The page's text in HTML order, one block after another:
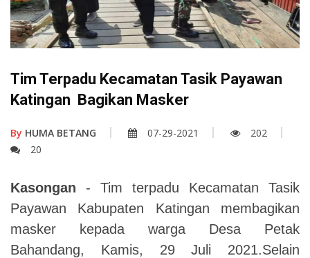
Tim Terpadu Kecamatan Tasik Payawan
Katingan Bagikan Masker
By HUMA BETANG 07-29-2021
202
20
Kasongan - Tim terpadu Kecamatan Tasik
Payawan Kabupaten Katingan membagikan
masker kepada warga Desa Petak
Bahandang, Kamis, 29 Juli 2021.Selain